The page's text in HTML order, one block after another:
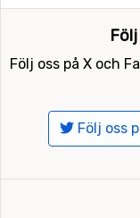
Följ oss på X och
Följ oss